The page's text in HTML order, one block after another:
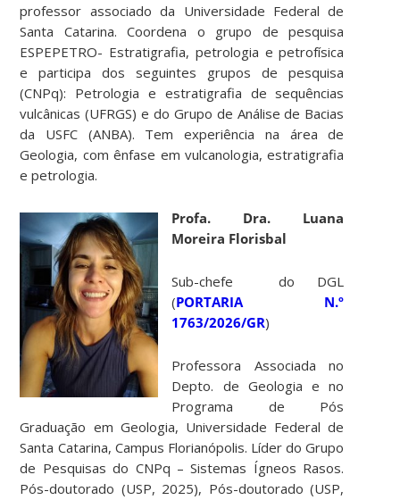
professor associado da Universidade Federal de
Santa Catarina. Coordena o grupo de pesquisa
ESPEPETRO- Estratigrafia, petrologia e petrofísica
e participa dos seguintes grupos de pesquisa
(CNPq): Petrologia e estratigrafia de sequências
vulcânicas (UFRGS) e do Grupo de Análise de Bacias
da USFC (ANBA). Tem experiência na área de
Geologia, com ênfase em vulcanologia, estratigrafia
e petrologia.
Profa. Dra. Luana
Moreira Florisbal
Sub-chefe do DGL
(PORTARIA N.º
1763/2026/GR)
Professora Associada no
Depto. de Geologia e no
Programa de Pós
Graduação em Geologia, Universidade Federal de
Santa Catarina, Campus Florianópolis. Líder do Grupo
de Pesquisas do CNPq – Sistemas Ígneos Rasos.
Pós-doutorado (USP, 2025), Pós-doutorado (USP,